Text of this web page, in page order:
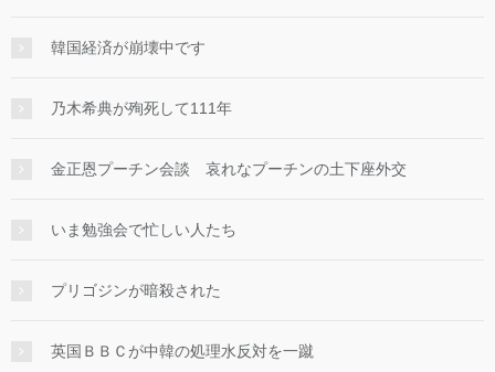
韓国経済が崩壊中です
乃木希典が殉死して111年
金正恩プーチン会談 哀れなプーチンの土下座外交
いま勉強会で忙しい人たち
プリゴジンが暗殺された
英国ＢＢＣが中韓の処理水反対を一蹴